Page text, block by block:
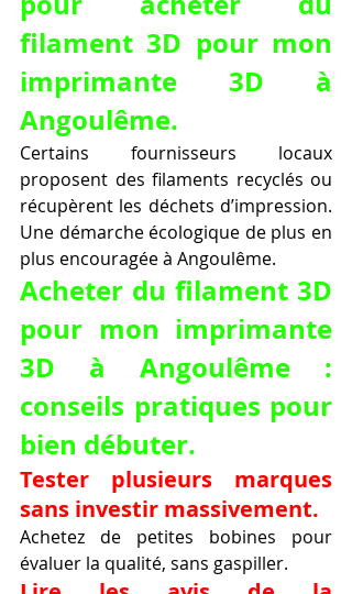
filament 3D pour mon
imprimante 3D à
Angoulême.
Certains fournisseurs locaux
proposent des filaments recyclés ou
récupèrent les déchets d’impression.
Une démarche écologique de plus en
plus encouragée à Angoulême.
Acheter du filament 3D
pour mon imprimante
3D à Angoulême :
conseils pratiques pour
bien débuter.
Tester plusieurs marques
sans investir massivement.
Achetez de petites bobines pour
évaluer la qualité, sans gaspiller.